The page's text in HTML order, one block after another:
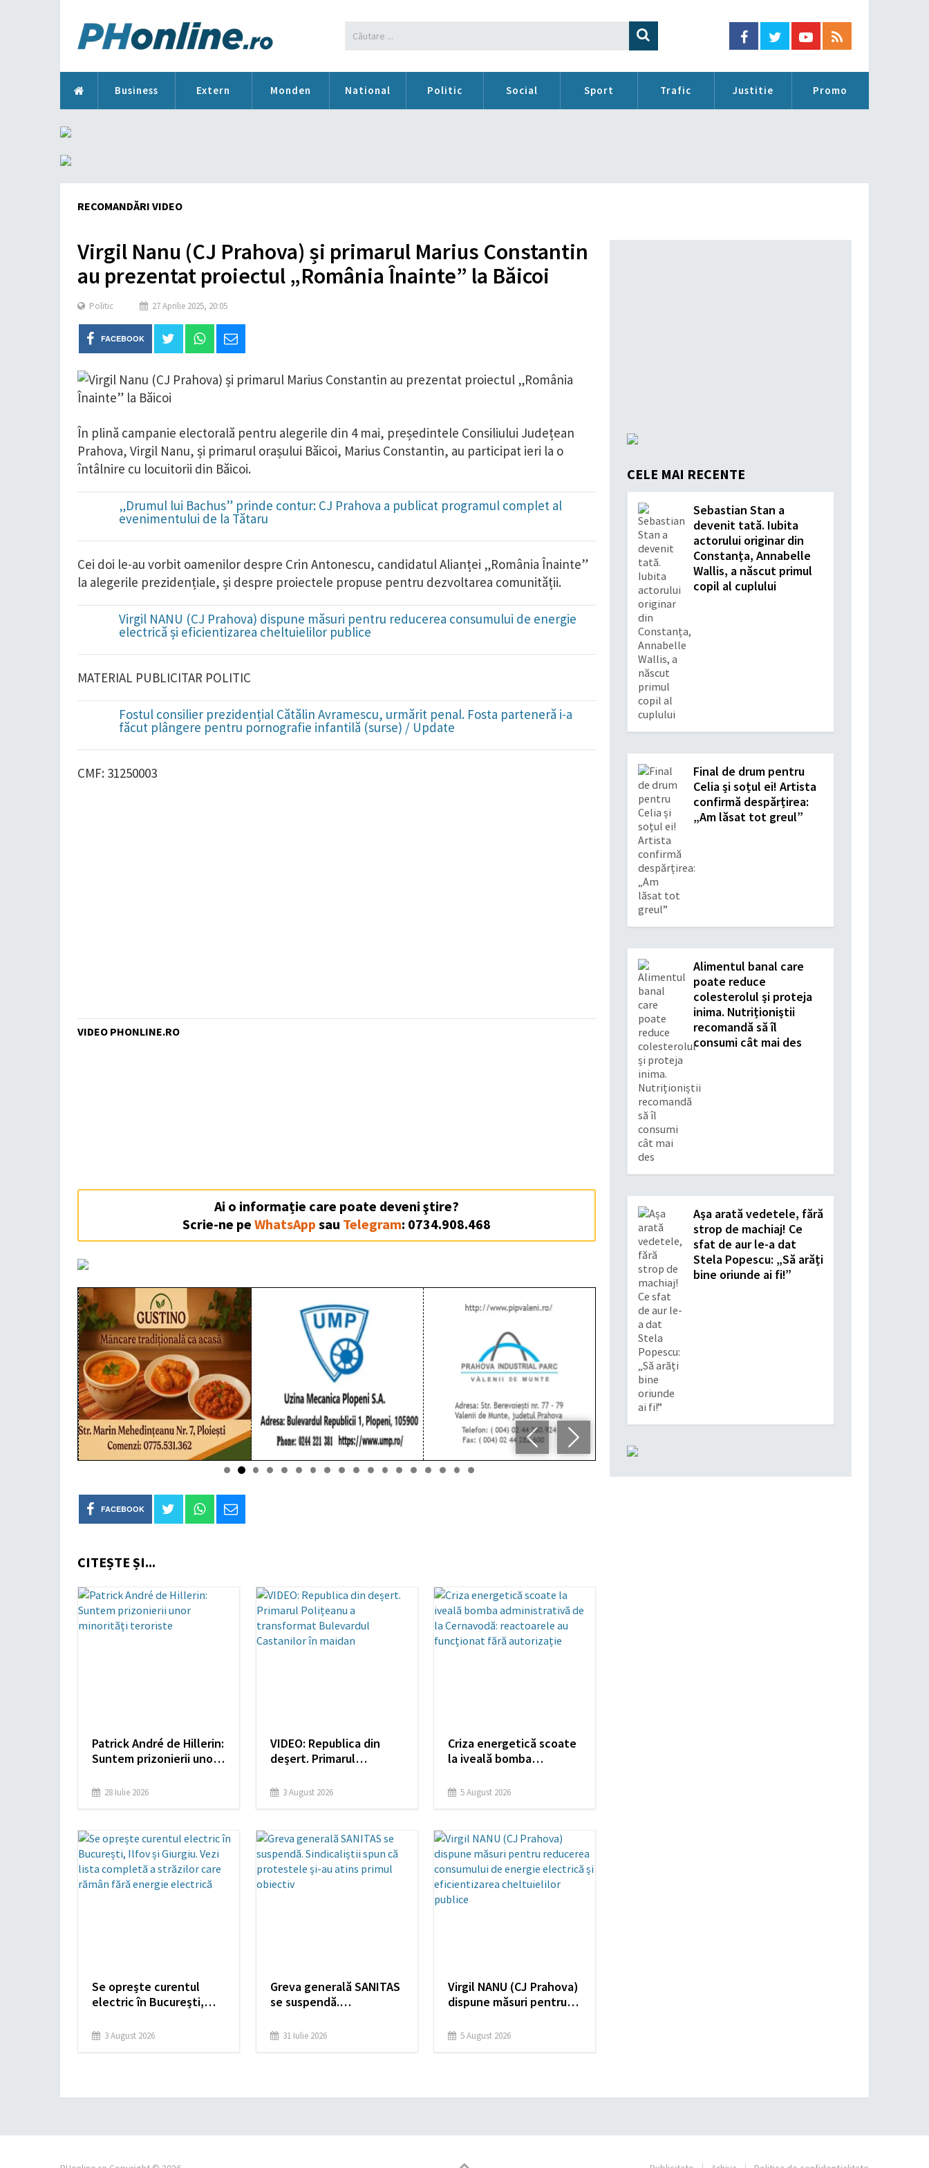
Business Extern Monden National Politic Social Sport Trafic Justitie Promo
RECOMANDĂRI VIDEO
Virgil Nanu (CJ Prahova) și primarul Marius Constantin
au prezentat proiectul „România Înainte” la Băicoi
Politic 27 Aprilie 2025, 20:05
FACEBOOK
În plină campanie electorală pentru alegerile din 4 mai, președintele Consiliului Județean
Prahova, Virgil Nanu, și primarul orașului Băicoi, Marius Constantin, au participat ieri la o
întâlnire cu locuitorii din Băicoi.
„Drumul lui Bachus” prinde contur: CJ Prahova a publicat programul complet al
evenimentului de la Tătaru
Cei doi le-au vorbit oamenilor despre Crin Antonescu, candidatul Alianței „România Înainte”
la alegerile prezidențiale, și despre proiectele propuse pentru dezvoltarea comunității.
Virgil NANU (CJ Prahova) dispune măsuri pentru reducerea consumului de energie
electrică și eficientizarea cheltuielilor publice
MATERIAL PUBLICITAR POLITIC
Fostul consilier prezidențial Cătălin Avramescu, urmărit penal. Fosta parteneră i-a
făcut plângere pentru pornografie infantilă (surse) / Update
CMF: 31250003
VIDEO PHONLINE.RO
Ai o informație care poate deveni ştire?
Scrie-ne peWhatsApp sau Telegram: 0734.908.468
FACEBOOK
CITEȘTE ȘI...
Patrick André de Hillerin:
Suntem prizonierii unor
28 Iulie 2026
VIDEO: Republica din
deșert. Primarul
Bulevardul Castanilor în
3 August 2026
Criza energetică scoate
la iveală bomba
Cernavodă: reactoarele
5 August 2026
Se oprește curentul
electric în București,
completă a străzilor
3 August 2026
Greva generală SANITAS
se suspendă.
protestele și-au atins
31 Iulie 2026
Virgil NANU (CJ Prahova)
dispune măsuri pentru
de energie electrică și
5 August 2026
CELE MAI RECENTE
Sebastian Stan a
devenit tată. Iubita
actorului originar din
Constanța, Annabelle
Wallis, a născut primul
copil al cuplului
Final de drum pentru
Celia și soțul ei! Artista
confirmă despărțirea:
„Am lăsat tot greul”
Alimentul banal care
poate reduce
colesterolul și proteja
inima. Nutriționiștii
recomandă să îl
consumi cât mai des
Așa arată vedetele, fără
strop de machiaj! Ce
sfat de aur le-a dat
Stela Popescu: „Să arăți
bine oriunde ai fi!”